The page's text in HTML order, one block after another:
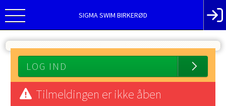
SIGMA SWIM BIRKERØD
LOG IND
Tilmeldingen er ikke åben